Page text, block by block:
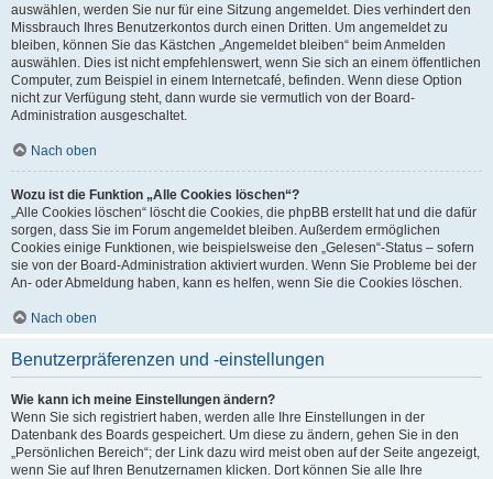
auswählen, werden Sie nur für eine Sitzung angemeldet. Dies verhindert den
Missbrauch Ihres Benutzerkontos durch einen Dritten. Um angemeldet zu
bleiben, können Sie das Kästchen „Angemeldet bleiben“ beim Anmelden
auswählen. Dies ist nicht empfehlenswert, wenn Sie sich an einem öffentlichen
Computer, zum Beispiel in einem Internetcafé, befinden. Wenn diese Option
nicht zur Verfügung steht, dann wurde sie vermutlich von der Board-
Administration ausgeschaltet.
Nach oben
Wozu ist die Funktion „Alle Cookies löschen“?
„Alle Cookies löschen“ löscht die Cookies, die phpBB erstellt hat und die dafür
sorgen, dass Sie im Forum angemeldet bleiben. Außerdem ermöglichen
Cookies einige Funktionen, wie beispielsweise den „Gelesen“-Status – sofern
sie von der Board-Administration aktiviert wurden. Wenn Sie Probleme bei der
An- oder Abmeldung haben, kann es helfen, wenn Sie die Cookies löschen.
Nach oben
Benutzerpräferenzen und -einstellungen
Wie kann ich meine Einstellungen ändern?
Wenn Sie sich registriert haben, werden alle Ihre Einstellungen in der
Datenbank des Boards gespeichert. Um diese zu ändern, gehen Sie in den
„Persönlichen Bereich“; der Link dazu wird meist oben auf der Seite angezeigt,
wenn Sie auf Ihren Benutzernamen klicken. Dort können Sie alle Ihre